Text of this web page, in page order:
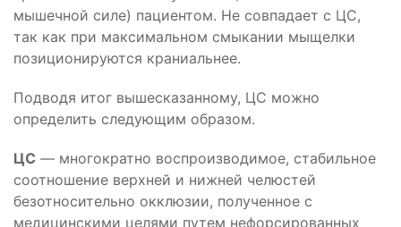
мышечной силе) пациентом. Не совпадает с ЦС,
так как при максимальном смыкании мыщелки
позиционируются краниальнее.
Подводя итог вышесказанному, ЦС можно
определить следующим образом.
ЦС — многократно воспроизводимое, стабильное
соотношение верхней и нижней челюстей
безотносительно окклюзии, полученное с
медицинскими целями путем нефорсированных